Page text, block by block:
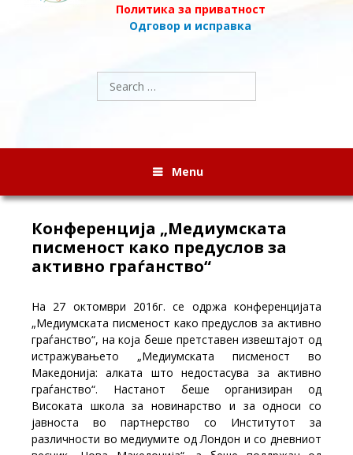
Политика за приватност
Одговор и исправка
Search
for:
Menu
Конференција „Медиумската
писменост како предуслов за
активно граѓанство“
На 27 октомври 2016г. се одржа конференцијата
„Медиумската писменост како предуслов за активно
граѓанство“, на која беше претставен извештајот од
истражувањето „Медиумската писменост во
Македонија: алката што недостасува за активно
граѓанство“. Настанот беше организиран од
Високата школа за новинарство и за односи со
јавноста во партнерство со Институтот за
различности во медиумите од Лондон и со дневниот